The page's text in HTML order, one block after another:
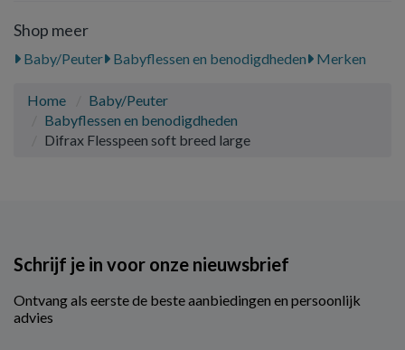
Shop meer
Baby/Peuter Babyflessen en benodigdheden Merken
Home
Baby/Peuter
Babyflessen en benodigdheden
Difrax Flesspeen soft breed large
Schrijf je in voor onze nieuwsbrief
Ontvang als eerste de beste aanbiedingen en persoonlijk
advies